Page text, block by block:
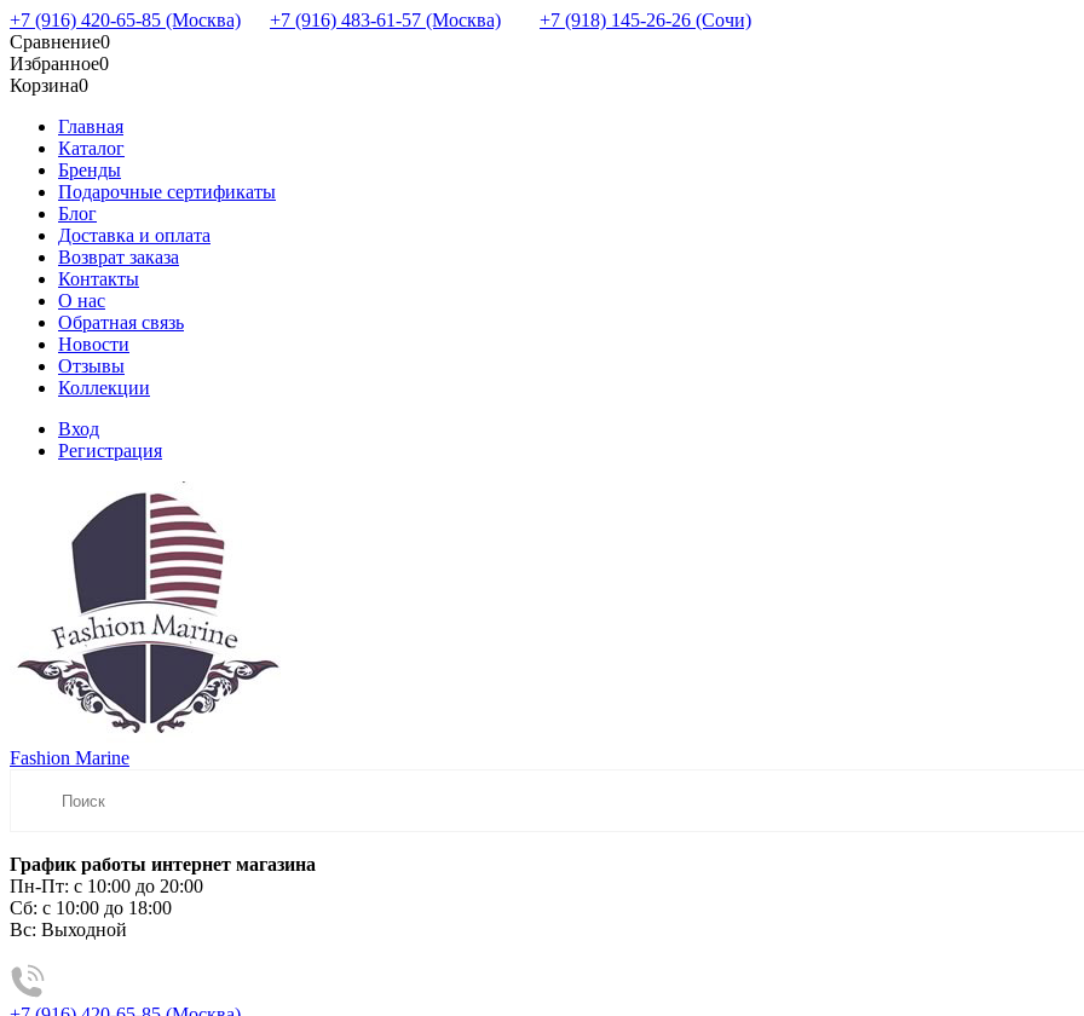
+7 (916) 420-65-85 (Москва) +7 (916) 483-61-57 (Москва)
+7 (918) 145-26-26 (Сочи)
Сравнение0
Избранное0
Корзина0
Главная
Каталог
Бренды
Подарочные сертификаты
Блог
Доставка и оплата
Возврат заказа
Контакты
О нас
Обратная связь
Новости
Отзывы
Коллекции
Вход
Регистрация
Fashion Marine
График работы интернет магазина
Пн-Пт: с 10:00 до 20:00
Сб: с 10:00 до 18:00
Вс: Выходной